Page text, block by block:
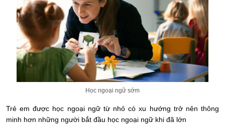
Học ngoại ngữ sớm
Trẻ em được học ngoại ngữ từ nhỏ có xu hướng trở nên thông
minh hơn những người bắt đầu học ngoại ngữ khi đã lớn